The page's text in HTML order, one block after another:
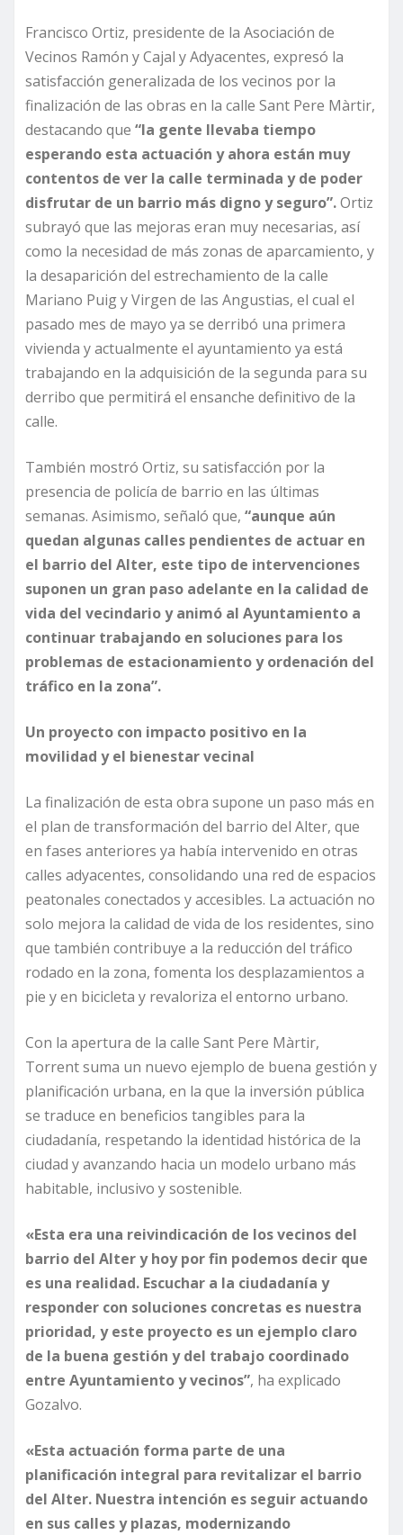
Francisco Ortiz, presidente de la Asociación de
Vecinos Ramón y Cajal y Adyacentes, expresó la
satisfacción generalizada de los vecinos por la
finalización de las obras en la calle Sant Pere Màrtir,
destacando que “la gente llevaba tiempo
esperando esta actuación y ahora están muy
contentos de ver la calle terminada y de poder
disfrutar de un barrio más digno y seguro”.Ortiz
subrayó que las mejoras eran muy necesarias, así
como la necesidad de más zonas de aparcamiento, y
la desaparición del estrechamiento de la calle
Mariano Puig y Virgen de las Angustias, el cual el
pasado mes de mayo ya se derribó una primera
vivienda y actualmente el ayuntamiento ya está
trabajando en la adquisición de la segunda para su
derribo que permitirá el ensanche definitivo de la
calle.
También mostró Ortiz, su satisfacción por la
presencia de policía de barrio en las últimas
semanas. Asimismo, señaló que, “aunque aún
quedan algunas calles pendientes de actuar en
el barrio del Alter, este tipo de intervenciones
suponen un gran paso adelante en la calidad de
vida del vecindario y animó al Ayuntamiento a
continuar trabajando en soluciones para los
problemas de estacionamiento y ordenación del
tráfico en la zona”.
Un proyecto con impacto positivo en la
movilidad y el bienestar vecinal
La finalización de esta obra supone un paso más en
el plan de transformación del barrio del Alter, que
en fases anteriores ya había intervenido en otras
calles adyacentes, consolidando una red de espacios
peatonales conectados y accesibles. La actuación no
solo mejora la calidad de vida de los residentes, sino
que también contribuye a la reducción del tráfico
rodado en la zona, fomenta los desplazamientos a
pie y en bicicleta y revaloriza el entorno urbano.
Con la apertura de la calle Sant Pere Màrtir,
Torrent suma un nuevo ejemplo de buena gestión y
planificación urbana, en la que la inversión pública
se traduce en beneficios tangibles para la
ciudadanía, respetando la identidad histórica de la
ciudad y avanzando hacia un modelo urbano más
habitable, inclusivo y sostenible.
«Esta era una reivindicación de los vecinos del
barrio del Alter y hoy por fin podemos decir que
es una realidad. Escuchar a la ciudadanía y
responder con soluciones concretas es nuestra
prioridad, y este proyecto es un ejemplo claro
de la buena gestión y del trabajo coordinado
entre Ayuntamiento y vecinos”, ha explicado
Gozalvo.
«Esta actuación forma parte de una
planificación integral para revitalizar el barrio
del Alter. Nuestra intención es seguir actuando
en sus calles y plazas, modernizando